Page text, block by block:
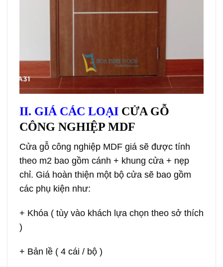
II. GIÁ CÁC LOẠI CỬA GỖ
CÔNG NGHIỆP MDF
Cửa gỗ công nghiệp MDF giá sẽ được tính
theo m2 bao gồm cánh + khung cửa + nẹp
chỉ. Giá hoàn thiện một bộ cửa sẽ bao gồm
các phụ kiện như:
+ Khóa ( tùy vào khách lựa chọn theo sở thích
)
+ Bản lề ( 4 cái / bộ )